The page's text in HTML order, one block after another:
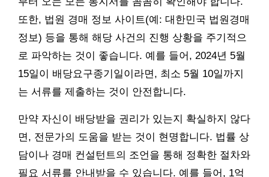
또한, 법원 경매 정보 사이트(예: 대한민국 법원경매
정보) 등을 통해 해당 사건의 진행 상황을 주기적으
로 파악하는 것이 좋습니다. 예를 들어, 2024년 5월
15일이 배당요구종기일이라면, 최소 5월 10일까지
는 서류를 제출하는 것이 안전합니다.
만약 자신이 배당받을 권리가 있는지 확실하지 않다
면, 전문가의 도움을 받는 것이 현명합니다. 법률 상
담이나 경매 컨설턴트의 조언을 통해 정확한 절차와
필요 서류를 안내받을 수 있습니다. 예를 들어, 1억